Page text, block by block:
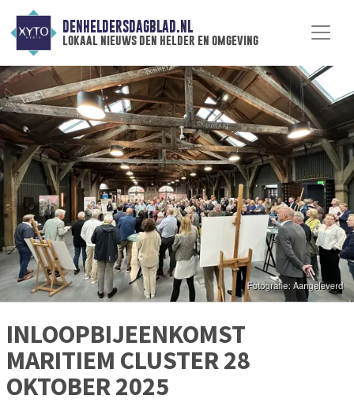
DENHELDERSDAGBLAD.NL
lokaal nieuws den helder en omgeving
INLOOPBIJEENKOMST
MARITIEM CLUSTER 28
OKTOBER 2025